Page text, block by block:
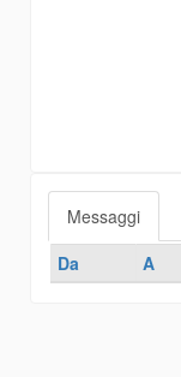
Messaggi
Da
A